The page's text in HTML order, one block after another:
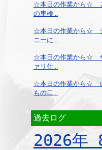
☆本日の作業から☆
の車検 ..
☆本日の作業から☆
ニーに ..
☆本日の作業から☆
ァリ仕 ..
☆本日の作業から☆
もの二 ..
過去ログ
2026年